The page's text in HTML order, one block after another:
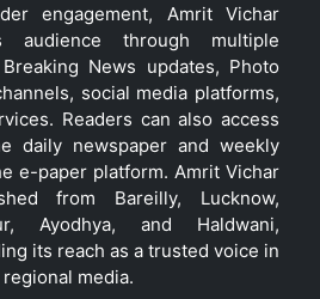
engagement, Amrit Vichar
through multiple
News updates, Photo
social media platforms,
Readers can also access
daily newspaper and weekly
e-paper platform. Amrit Vichar
from Bareilly, Lucknow,
Ayodhya, and Haldwani,
its reach as a trusted voice in
media.